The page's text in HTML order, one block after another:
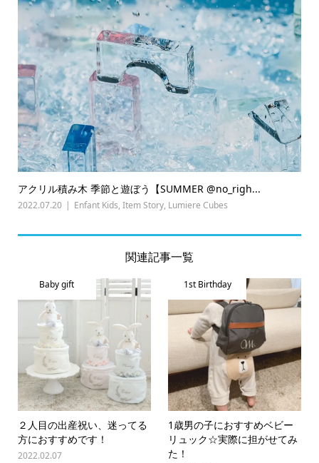
アクリル積み木 季節と遊ぼう【SUMMER @no_righ...
2022.07.20 Enfant Kids, Item Story, Lumiere Cubes
関連記事一覧
Baby gift
２人目の出産祝い、迷ってる
方におすすめです！
2022.02.07
1st Birthday
1歳男の子におすすめベビー
リュック☆実際に担がせてみ
た！